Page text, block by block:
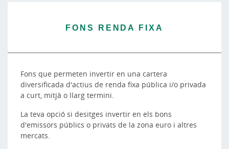
FONS RENDA FIXA
Fons que permeten invertir en una cartera
diversificada d'actius de renda fixa pública i/o privada
a curt, mitjà o llarg termini.
La teva opció si desitges invertir en els bons
d'emissors públics o privats de la zona euro i altres
mercats.